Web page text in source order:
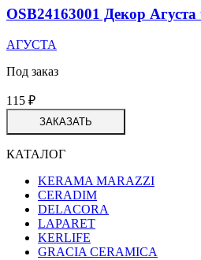
OSB24163001 Декор
АГУСТА
Под заказ
115 ₽
ЗАКАЗАТЬ
КАТАЛОГ
KERAMA MARAZZI
CERADIM
DELACORA
LAPARET
KERLIFE
GRACIA CERAMICA